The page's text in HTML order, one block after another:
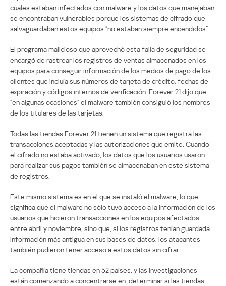
cuales estaban infectados con malware y los datos que manejaban
se encontraban vulnerables porque los sistemas de cifrado que
salvaguardaban estos equipos “no estaban siempre encendidos”.
El programa malicioso que aprovechó esta falla de seguridad se
encargó de rastrear los registros de ventas almacenados en los
equipos para conseguir información de los medios de pago de los
clientes que incluía sus números de tarjeta de crédito, fechas de
expiración y códigos internos de verificación. Forever 21 dijo que
“en algunas ocasiones” el malware también consiguió los nombres
de los titulares de las tarjetas.
Todas las tiendas Forever 21 tienen un sistema que registra las
transacciones aceptadas y las autorizaciones que emite. Cuando
el cifrado no estaba activado, los datos que los usuarios usaron
para realizar sus pagos también se almacenaban en este sistema
de registros.
Este mismo sistema es en el que se instaló el malware, lo que
significa que el malware no sólo tuvo acceso a la información de los
usuarios que hicieron transacciones en los equipos afectados
entre abril y noviembre, sino que, si los registros tenían guardada
información más antigua en sus bases de datos, los atacantes
también pudieron tener acceso a estos datos sin cifrar.
La compañía tiene tiendas en 52 países, y las investigaciones
están comenzando a concentrarse en determinar si las tiendas